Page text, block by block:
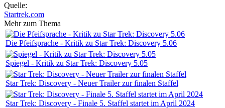
Quelle:
Startrek.com
Mehr zum Thema
Die Pfeifsprache - Kritik zu Star Trek: Discovery 5.06
Spiegel - Kritik zu Star Trek: Discovery 5.05
Star Trek: Discovery - Neuer Trailer zur finalen Staffel
Star Trek: Discovery - Finale 5. Staffel startet im April 2024